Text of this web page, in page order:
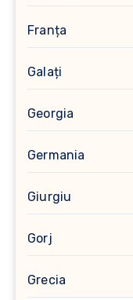
Franța
Galați
Georgia
Germania
Giurgiu
Gorj
Grecia